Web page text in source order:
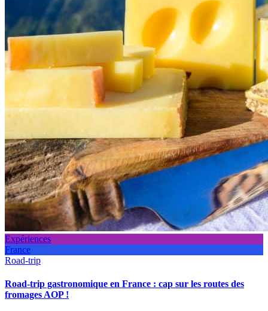
Expériences
France
Road-trip
Road-trip gastronomique en France : cap sur les routes des
fromages AOP !